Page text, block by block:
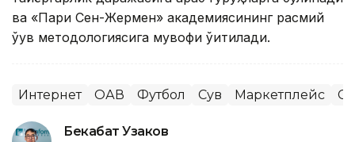
ва «Пари Сен-Жермен» академиясининг расмий
ўқув методологиясига мувофиқ ўқитилади.
Интернет ОАВ Футбол Сув Маркетплейс
Бекабат Узаков